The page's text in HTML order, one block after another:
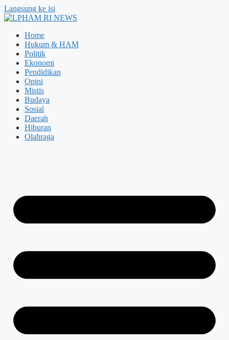
Langsung ke isi
Home
Hukum & HAM
Politik
Ekonomi
Pendidikan
Opini
Mistis
Budaya
Sosial
Daerah
Hiburan
Olahraga